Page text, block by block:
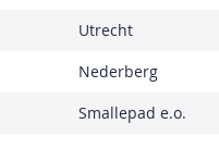
Utrecht
Nederberg
Smallepad e.o.